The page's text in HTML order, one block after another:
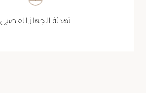
تهدئة الجهاز العصبي